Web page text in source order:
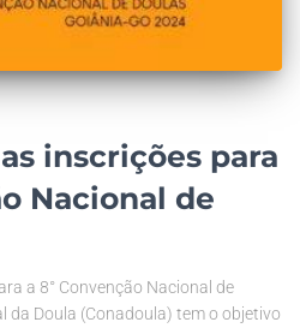
inscrições para
Nacional de
a 8° Convenção Nacional de
da Doula (Conadoula) tem o objetivo